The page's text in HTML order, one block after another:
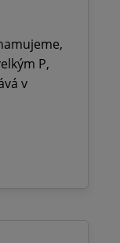
P,
v